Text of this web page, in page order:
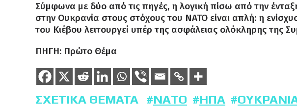
Σύμφωνα με δύο από τις πηγές, η λογική πίσω από την
στην Ουκρανία στους στόχους του ΝΑΤΟ είναι απλή: η
του Κιέβου λειτουργεί υπέρ της ασφάλειας ολόκληρης της
ΠΗΓΗ: Πρώτο Θέμα
ΣΧΕΤΙΚΆ ΘΈΜΑΤΑ NATO ΗΠΑ